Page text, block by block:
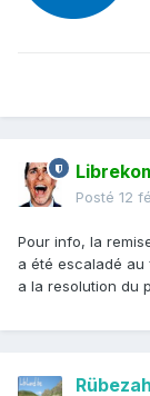
Posté 12
Pour info, la
a été escaladé
a la resolution du